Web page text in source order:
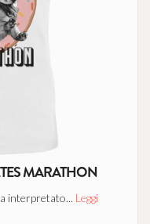
MARATHON
interpretato... Leggi